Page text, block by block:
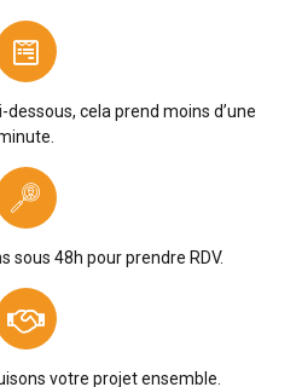
cela prend moins d’une
sous 48h pour prendre RDV.
votre projet ensemble.